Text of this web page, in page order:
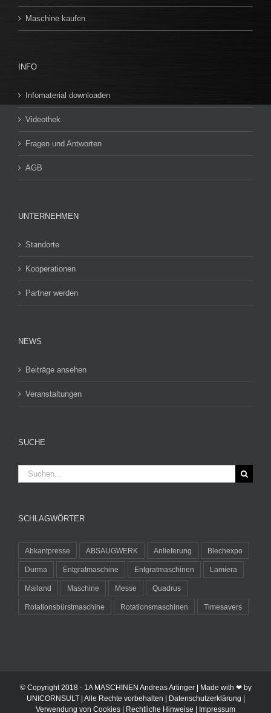
Maschine kaufen
INFO
Infomaterial downloaden
Videothek
Fragen und Antworten
AGB
UNTERNEHMEN
Standorte
Kooperationen
Partner werden
NEWS
Beiträge ansehen
Veranstaltungen
SUCHE
Suche
nach:
SCHLAGWÖRTER
Abkantpresse ABSAUGWERK Anlieferung Blechexpo
Durma Entgratmaschine Entgratmaschinen Lamiera
Mailand Maschine Messe Quadrus
Rotationsbürstmaschine Rotationsmaschinen Timesavers
© Copyright 2018 - 1A MASCHINEN Andreas Artinger | Made with ❤ by
UNICORNSULT| Alle Rechte vorbehalten | Datenschutzerklärung
Verwendung von Cookies
Rechtliche Hinweise Impressum